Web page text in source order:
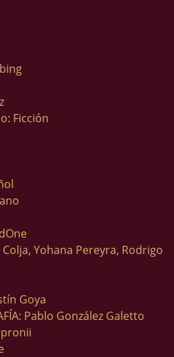
Ficción
Colja, Yohana Pereyra, Rodrigo
Goya
Pablo González Galetto